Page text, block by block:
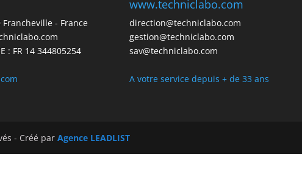
- France
: FR 14 344805254
www.techniclabo.com
direction@techniclabo.com
gestion@techniclabo.com
sav@techniclabo.com
A votre service depuis + de 33 ans
- Créé par Agence LEADLIST